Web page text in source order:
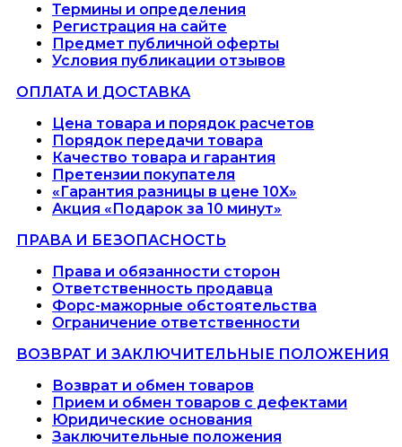
Термины и определения
Регистрация на сайте
Предмет публичной оферты
Условия публикации отзывов
ОПЛАТА И ДОСТАВКА
Цена товара и порядок расчетов
Порядок передачи товара
Качество товара и гарантия
Претензии покупателя
«Гарантия разницы в цене 10X»
Акция «Подарок за 10 минут»
ПРАВА И БЕЗОПАСНОСТЬ
Права и обязанности сторон
Ответственность продавца
Форс-мажорные обстоятельства
Ограничение ответственности
ВОЗВРАТ И ЗАКЛЮЧИТЕЛЬНЫЕ ПОЛОЖЕНИЯ
Возврат и обмен товаров
Прием и обмен товаров с дефектами
Юридические основания
Заключительные положения